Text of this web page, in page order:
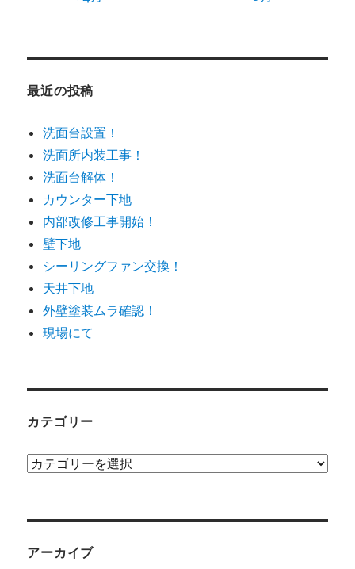
最近の投稿
洗面台設置！
洗面所内装工事！
洗面台解体！
カウンター下地
内部改修工事開始！
壁下地
シーリングファン交換！
天井下地
外壁塗装ムラ確認！
現場にて
カテゴリー
カ
ー
アーカイブ